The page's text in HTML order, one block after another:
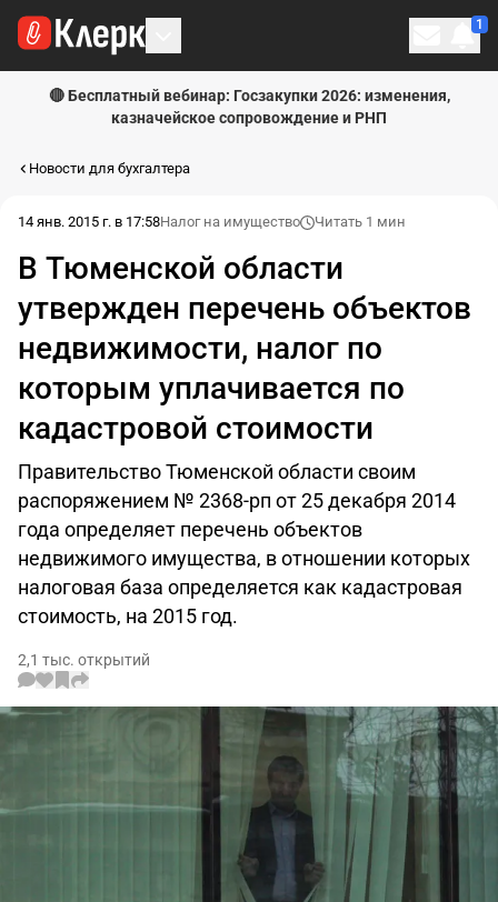
1
🔴 Бесплатный вебинар: Госзакупки 2026: изменения,
казначейское сопровождение и РНП
Новости для бухгалтера
14 янв. 2015 г. в 17:58Налог на имущество Читать 1 мин
В Тюменской области
утвержден перечень объектов
недвижимости, налог по
которым уплачивается по
кадастровой стоимости
Правительство Тюменской области своим
распоряжением № 2368-рп от 25 декабря 2014
года определяет перечень объектов
недвижимого имущества, в отношении которых
налоговая база определяется как кадастровая
стоимость, на 2015 год.
2,1 тыс. открытий